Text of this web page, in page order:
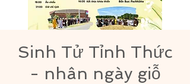
Sinh Tử Tỉnh Thức
- nhân ngày giỗ